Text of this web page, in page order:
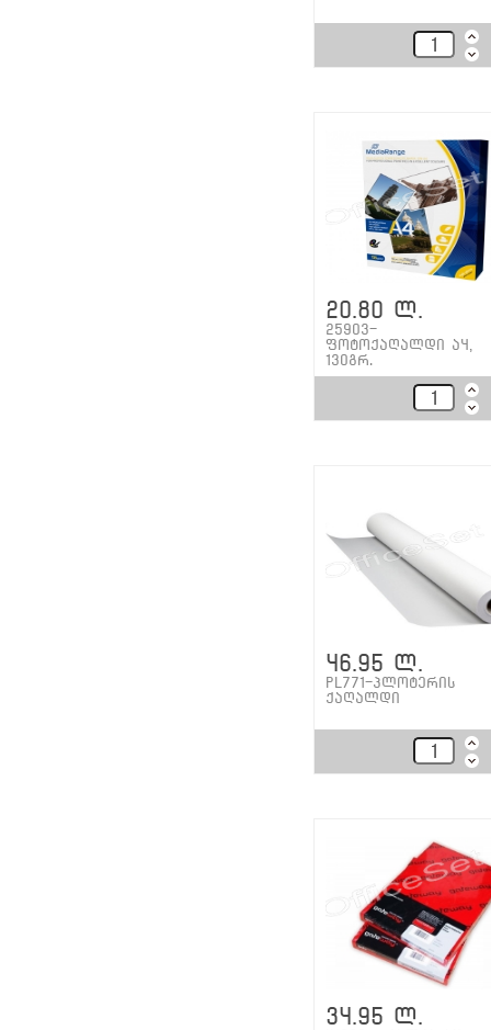
20.80 ლ.
25903-
ფოტოქაღალდი ა4,
130გრ.
46.95 ლ.
PL771-პლოტერის
ქაღალდი
34.95 ლ.